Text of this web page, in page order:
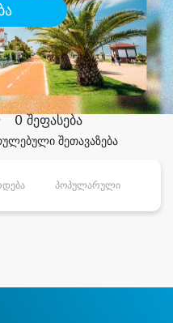
მომსახურება
შეთავაზება
0 შეფასება
პოპულარული